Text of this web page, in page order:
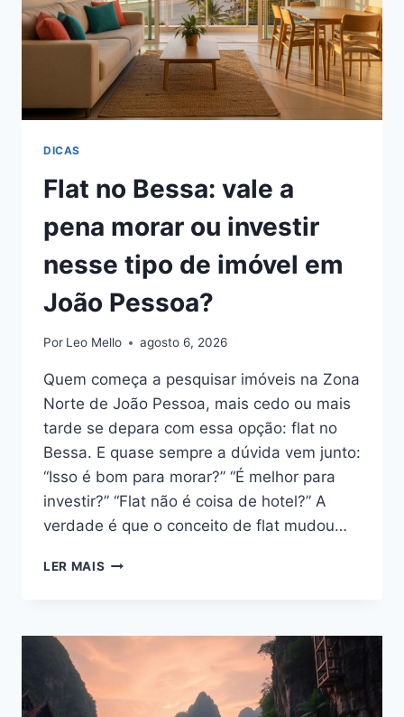
DICAS
Flat no Bessa: vale a
pena morar ou investir
nesse tipo de imóvel em
João Pessoa?
Por Leo Mello agosto 6, 2026
Quem começa a pesquisar imóveis na Zona
Norte de João Pessoa, mais cedo ou mais
tarde se depara com essa opção: flat no
Bessa. E quase sempre a dúvida vem junto:
“Isso é bom para morar?” “É melhor para
investir?” “Flat não é coisa de hotel?” A
verdade é que o conceito de flat mudou…
LER MAIS FLAT
A
PENA